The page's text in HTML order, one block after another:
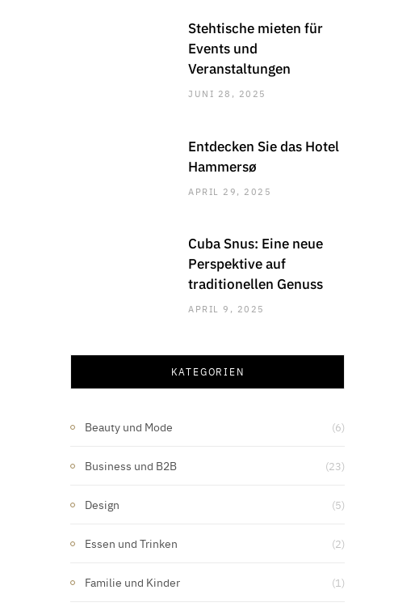
Stehtische mieten für
Events und
Veranstaltungen
JUNI 28, 2025
Entdecken Sie das Hotel
Hammersø
APRIL 29, 2025
Cuba Snus: Eine neue
Perspektive auf
traditionellen Genuss
APRIL 9, 2025
KATEGORIEN
Beauty und Mode (6)
Business und B2B (23)
Design (5)
Essen und Trinken (2)
Familie und Kinder (1)